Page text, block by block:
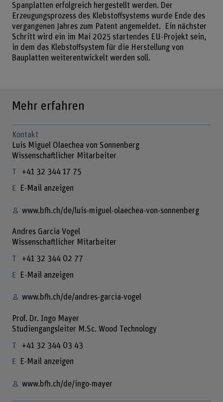
Spanplatten erfolgreich hergestellt werden. Der
Erzeugungsprozess des Klebstoffsystems wurde Ende des
vergangenen Jahres zum Patent angemeldet. Ein nächster
Schritt wird ein im Mai 2025 startendes EU-Projekt sein,
in dem das Klebstoffsystem für die Herstellung von
Bauplatten weiterentwickelt werden soll.
Mehr erfahren
Kontakt
Luis Miguel Olaechea von Sonnenberg
Wissenschaftlicher Mitarbeiter
+41 32 344 17 75
E-Mail anzeigen
www.bfh.ch/de/luis-miguel-olaechea-von-sonnenberg
Andres Garcia Vogel
Wissenschaftlicher Mitarbeiter
+41 32 344 02 77
E-Mail anzeigen
www.bfh.ch/de/andres-garcia-vogel
Prof. Dr. Ingo Mayer
Studiengangsleiter M.Sc. Wood Technology
+41 32 344 03 43
E-Mail anzeigen
www.bfh.ch/de/ingo-mayer